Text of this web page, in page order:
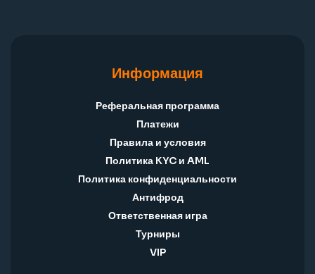
Информация
Реферальная программа
Платежи
Правила и условия
Политика KYC и AML
Политика конфиденциальности
Антифрод
Ответственная игра
Турниры
VIP